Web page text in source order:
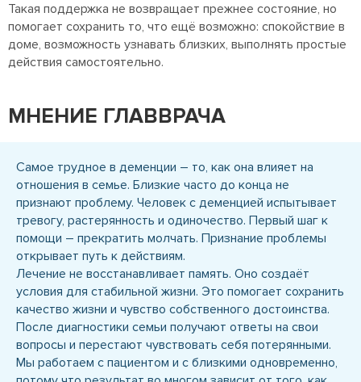
Такая поддержка не возвращает прежнее состояние, но
помогает сохранить то, что ещё возможно: спокойствие в
доме, возможность узнавать близких, выполнять простые
действия самостоятельно.
МНЕНИЕ ГЛАВВРАЧА
Самое трудное в деменции – то, как она влияет на
отношения в семье. Близкие часто до конца не
признают проблему. Человек с деменцией испытывает
тревогу, растерянность и одиночество. Первый шаг к
помощи – прекратить молчать. Признание проблемы
открывает путь к действиям.
Лечение не восстанавливает память. Оно создаёт
условия для стабильной жизни. Это помогает сохранить
качество жизни и чувство собственного достоинства.
После диагностики семьи получают ответы на свои
вопросы и перестают чувствовать себя потерянными.
Мы работаем с пациентом и с близкими одновременно,